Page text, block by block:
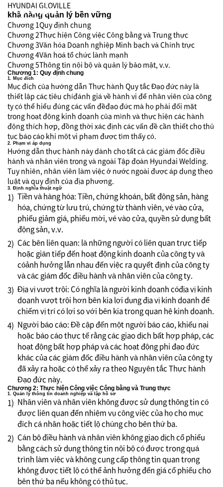
HYUNDAI GLOVILLE
khã năng quản lý bền vững
Chương 1Quy định chung
Chương 2Thực hiện Công việc Công bằng và Trung thực
Chương 3Văn hóa Doanh nghiệp Minh bạch và Chính trực
Chương 4Văn hoá tổ chức lành mạnh
Chương 5Thông tin nội bộ và quản lý bảo mật, v.v.
Chương 1: Quy định chung
1. Mục đích
Mục đích của hướng dẫn Thực hành Quy tắc Đạo đức này là
thiết lập các tiêu chíđánh giá về hành vi để nhân viên của công
ty có thể hiểu đúng các vấn đềđạo đức mà họ phải đối mặt
trong hoạt động kinh doanh của mình và thực hiện các hành
động thích hợp, đồng thời xác định các vấn đề cần thiết cho thủ
tục báo cáo khi một vi phạm được tìm thấy có.
2. Phạm vi áp dụng
Hướng dẫn thực hành này dành cho tất cả các giám đốc điều
hành và nhân viên trong và ngoài Tập đoàn Hyundai Welding.
Tuy nhiên, nhân viên làm việc ở nước ngoài được áp dụng theo
luật và quy định của địa phương.
3. Định nghĩa thuật ngữ
1) Tiền và hàng hóa: Tiền, chứng khoán, bất động sản, hàng
hóa, chứng từ lưu trú, chứng từ thành viên, vé vào cửa,
phiếu giảm giá, phiếu mời, vé vào cửa, quyền sử dụng bất
động sản, v.v.
2) Các bên liên quan: là những người có liên quan trực tiếp
hoặc gián tiếp đến hoạt động kinh doanh của công ty và
cóảnh hưởng lẫn nhau đến việc ra quyết định của công ty
và các giám đốc điều hành và nhân viên của công ty.
3) Địa vị vượt trội: Có nghĩa là người kinh doanh cóđịa vị kinh
doanh vượt trội hơn bên kia lợi dụng địa vị kinh doanh để
chiếm vị trí có lợi so với bên kia trong quan hệ kinh doanh.
4) Người báo cáo: Đề cập đến một người báo cáo, khiếu nại
hoặc báo cáo thực tế rằng các giao dịch bất hợp pháp, các
hoạt động bất hợp pháp và các hoạt động phi đạo đức
khác của các giám đốc điều hành và nhân viên của công ty
đã xảy ra hoặc có thể xảy ra theo Nguyên tắc Thực hành
Đạo đức này.
Chương 2: Thực hiện Công việc Công bằng và Trung thực
1. Quản lý thông tin doanh nghiệp và lập hồ sơ
1) Nhân viên và nhân viên không được sử dụng thông tin có
được liên quan đến nhiệm vụ công việc của họ cho mục
đích cá nhân hoặc tiết lộ chúng cho bên thứ ba.
2) Cán bộ điều hành và nhân viên không giao dịch cổ phiếu
bằng cách sử dụng thông tin nội bộ có được trong quá
trình làm việc và không cung cấp thông tin quan trọng
không được tiết lộ có thể ảnh hưởng đến giá cổ phiếu cho
bên thứ ba nếu không có thủ tục.